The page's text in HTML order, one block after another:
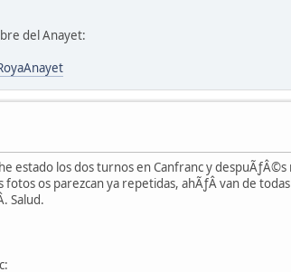
del Anayet:
los dos turnos en Canfranc y
fotos os parezcan ya repetidas, ahÃƒÂ­ van de
Salud.